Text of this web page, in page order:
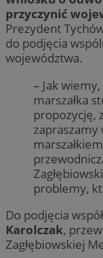
przyczynić
Prezydent
do podjęcia
województwa.
– Jak
marszałka
propozycję,
zapraszamy
problemy,
Do podjęcia
Karolczak,
Zagłębiowskiej